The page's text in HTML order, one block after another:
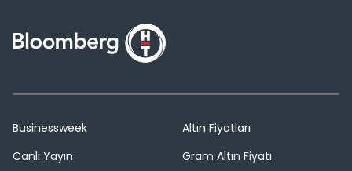
Businessweek
Canlı Yayın
Altın Fiyatları
Gram Altın Fiyatı